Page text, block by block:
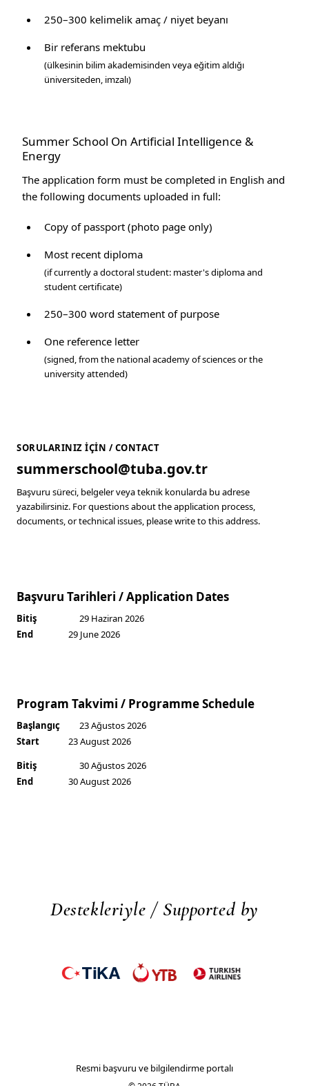
250–300 kelimelik amaç / niyet beyanı
Bir referans mektubu
(ülkesinin bilim akademisinden veya eğitim aldığı
üniversiteden, imzalı)
Summer School On Artificial Intelligence &
Energy
The application form must be completed in English and
the following documents uploaded in full:
Copy of passport (photo page only)
Most recent diploma
(if currently a doctoral student: master's diploma and
student certificate)
250–300 word statement of purpose
One reference letter
(signed, from the national academy of sciences or the
university attended)
SORULARINIZ İÇIN / CONTACT
summerschool@tuba.gov.tr
Başvuru süreci, belgeler veya teknik konularda bu adrese
yazabilirsiniz. For questions about the application process,
documents, or technical issues, please write to this address.
Başvuru Tarihleri / Application Dates
Bitiş
29 Haziran 2026
End
29 June 2026
Program Takvimi / Programme Schedule
Başlangıç
23 Ağustos 2026
Start
23 August 2026
Bitiş
30 Ağustos 2026
End
30 August 2026
Destekleriyle / Supported by
Resmi başvuru ve bilgilendirme portalı